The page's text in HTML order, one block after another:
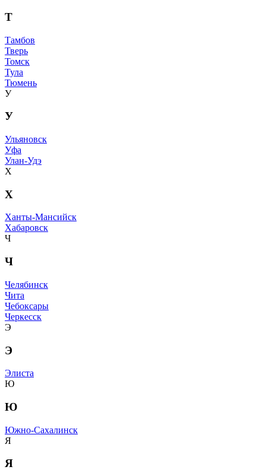
Т
Тамбов
Тверь
Томск
Тула
Тюмень
У
У
Ульяновск
Уфа
Улан-Удэ
Х
Х
Ханты-Мансийск
Хабаровск
Ч
Ч
Челябинск
Чита
Чебоксары
Черкесск
Э
Э
Элиста
Ю
Ю
Южно-Сахалинск
Я
Я